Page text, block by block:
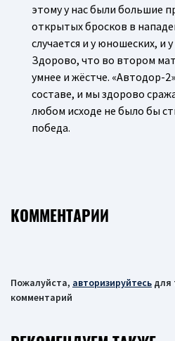
этому у нас были большие
открытых бросков в
случается и у юношеских, и
Здорово, что во втором
умнее и жёстче. «Автодор-
составе, и мы здорово
любом исходе не было бы
победа.
КОММЕНТАРИИ
Пожалуйста, авторизируйтесь для
комментарий